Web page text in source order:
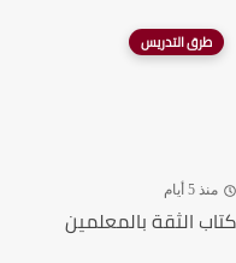
طرق التدريس
منذ 5 أيام
كتاب الثقة بالمعلمين